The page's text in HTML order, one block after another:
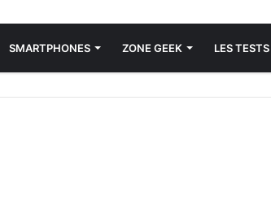
SMARTPHONES ZONE GEEK LES TESTS